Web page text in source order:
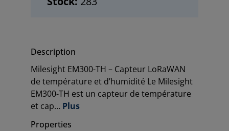
Description
Milesight EM300-TH – Capteur LoRaWAN
de température et d’humidité Le Milesight
EM300-TH est un capteur de température
et cap… Plus
Properties